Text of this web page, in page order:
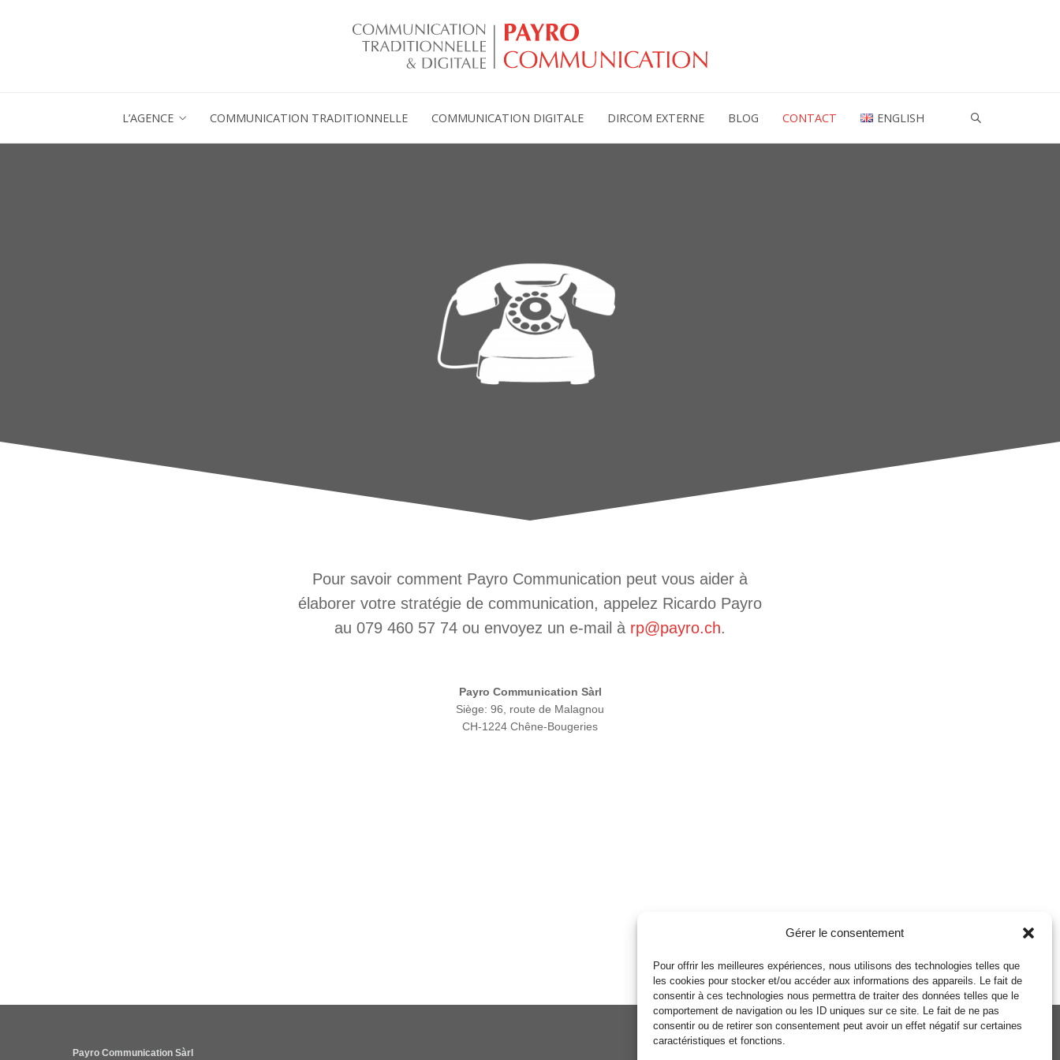
Gérer le consentement
Pour offrir les meilleures expériences, nous utilisons des technologies telles que
les cookies pour stocker et/ou accéder aux informations des appareils. Le fait de
consentir à ces technologies nous permettra de traiter des données telles que le
comportement de navigation ou les ID uniques sur ce site. Le fait de ne pas
consentir ou de retirer son consentement peut avoir un effet négatif sur certaines
caractéristiques et fonctions.
L’AGENCE COMMUNICATION TRADITIONNELLE COMMUNICATION DIGITALE DIRCOM EXTERNE BLOG CONTACT ENGLISH
Pour savoir comment Payro Communication peut vous aider à
élaborer votre stratégie de communication, appelez Ricardo Payro
au 079 460 57 74 ou envoyez un e-mail à rp@payro.ch.
Payro Communication Sàrl
Siège: 96, route de Malagnou
CH-1224 Chêne-Bougeries
Politique de cookies
Payro Communication Sàrl